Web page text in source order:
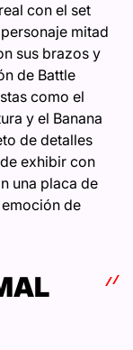
con el set
mitad
sus brazos y
de Battle
como el
y el Banana
de detalles
exhibir con
una placa de
de